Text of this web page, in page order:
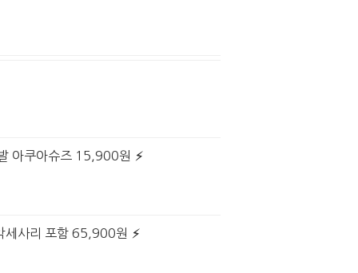
아쿠아슈즈 15,900원
세사리 포함 65,900원